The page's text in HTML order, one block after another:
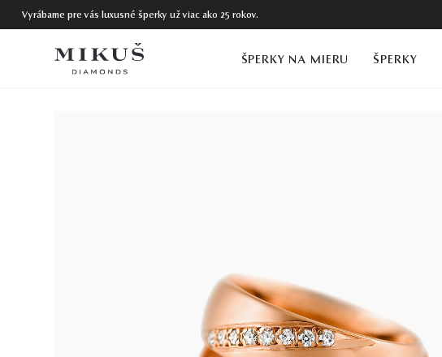
Vyrábame pre vás luxusné šperky už viac ako 25 rokov.
ŠPERKY NA MIERU ŠPERKY